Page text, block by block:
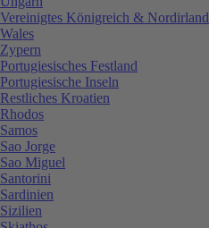
Vereinigtes Königreich & Nordirland
Wales
Zypern
Portugiesisches Festland
Portugiesische Inseln
Restliches Kroatien
Rhodos
Samos
Sao Jorge
Sao Miguel
Santorini
Sardinien
Sizilien